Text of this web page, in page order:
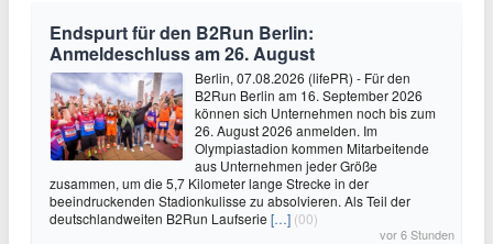
Endspurt für den B2Run Berlin:
Anmeldeschluss am 26. August
Berlin, 07.08.2026 (lifePR) - Für den
B2Run Berlin am 16. September 2026
können sich Unternehmen noch bis zum
26. August 2026 anmelden. Im
Olympiastadion kommen Mitarbeitende
aus Unternehmen jeder Größe
zusammen, um die 5,7 Kilometer lange Strecke in der
beeindruckenden Stadionkulisse zu absolvieren. Als Teil der
deutschlandweiten B2Run Laufserie […] (00)
vor 6 Stunden